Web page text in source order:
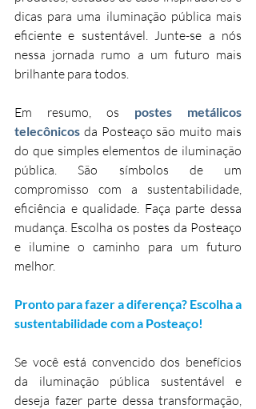
dicas para uma iluminação pública mais
eficiente e sustentável. Junte-se a nós
nessa jornada rumo a um futuro mais
brilhante para todos.
Em resumo, os postes metálicos
telecônicos da Posteaço são muito mais
do que simples elementos de iluminação
pública. São símbolos de um
compromisso com a sustentabilidade,
eficiência e qualidade. Faça parte dessa
mudança. Escolha os postes da Posteaço
e ilumine o caminho para um futuro
melhor.
Pronto para fazer a diferença? Escolha a
sustentabilidade com a Posteaço!
Se você está convencido dos benefícios
da iluminação pública sustentável e
deseja fazer parte dessa transformação,